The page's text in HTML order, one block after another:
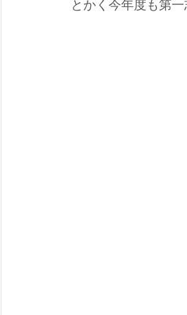
とかく今年度も第